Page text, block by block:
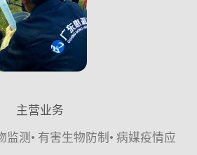
主营业务
监测• 有害生物防制• 病媒疫情应